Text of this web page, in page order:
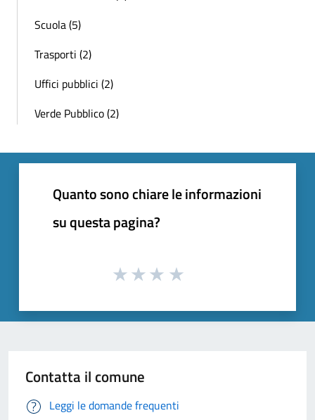
Scuola (5)
Trasporti (2)
Uffici pubblici (2)
Verde Pubblico (2)
Quanto sono chiare le informazioni
su questa pagina?
Contatta il comune
Leggi le domande frequenti